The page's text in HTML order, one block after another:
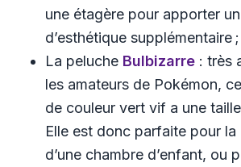
une étagère pour apporter
d’esthétique supplémentaire ;
La peluche Bulbizarre : très
les amateurs de Pokémon,
de couleur vert vif a une
Elle est donc parfaite pour
d’une chambre d’enfant, ou